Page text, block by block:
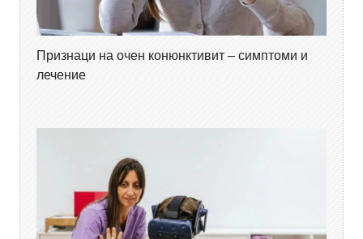
Признаци на очен конюнктивит – симптоми и
лечение